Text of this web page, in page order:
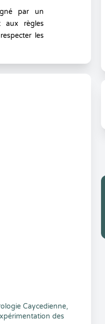
par un
aux règles
les
Caycedienne,
des